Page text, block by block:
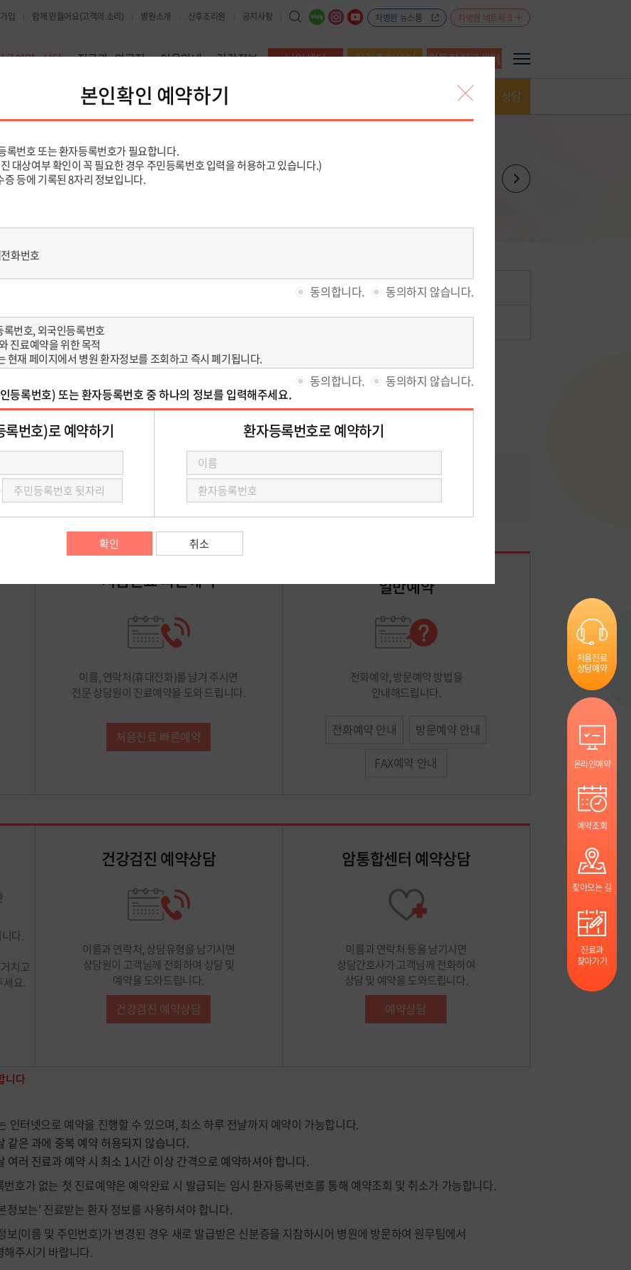
입 함께 만들어요(고객의 소리) 병원소개 산후조리원 공지사항 차병원 뉴스룸 차병원 네트워크
료예약·상담 진료과·의료진 이용안내 건강정보 난임센터 건강증진센터 암통합진료센터
처음진료
상담예약
온라인예약
예약조회
찾아오는 길
진료과
찾아가기
진료예약 안내 예약·상담
진료예약 및 조회
FAX예약
영유아건강검진 예약 건강검진 예약상담 암통합진료센터 예약상담
진료예약 안내
아래 예약 방법 중 원하시는 예약을 선택 해 주세요.
처음진료 빠른예약
이름, 연락처(휴대전화)를 남겨 주시면
전문 상담원이 진료예약을 도와 드립니다.
처음진료 빠른예약
일반예약
전화예약, 방문예약 방법을
안내해드립니다.
전화예약 안내
방문예약 안내
FAX예약 안내
다.
치고
세요.
니다
건강검진 예약상담
이름과 연락처, 상담유형을 남기시면
상담원이 고객님께 전화하여 상담 및
예약을 도와드립니다.
건강검진 예약상담
암통합센터 예약상담
이름과 연락처 등을 남기시면
상담간호사가 고객님께 전화하여
상담 및 예약을 도와드립니다.
예약상담
인터넷으로 예약을 진행할 수 있으며, 최소 하루 전날까지 예약이 가능합니다.
같은 과에 중복 예약 허용되지 않습니다.
여러 진료과 예약 시 최소 1시간 이상 간격으로 예약하셔야 합니다.
번호가 없는 첫 진료예약은 예약완료 시 발급되는 임시 환자등록번호를 통해 예약조회 및 취소가 가능합니다.
정보는’ 진료받는 환자 정보를 사용하셔야 합니다.
보(이름 및 주민번호)가 변경된 경우 새로 발급받은 신분증을 지참하시어 병원에 방문하여 원무팀에서
해주시기 바랍니다.